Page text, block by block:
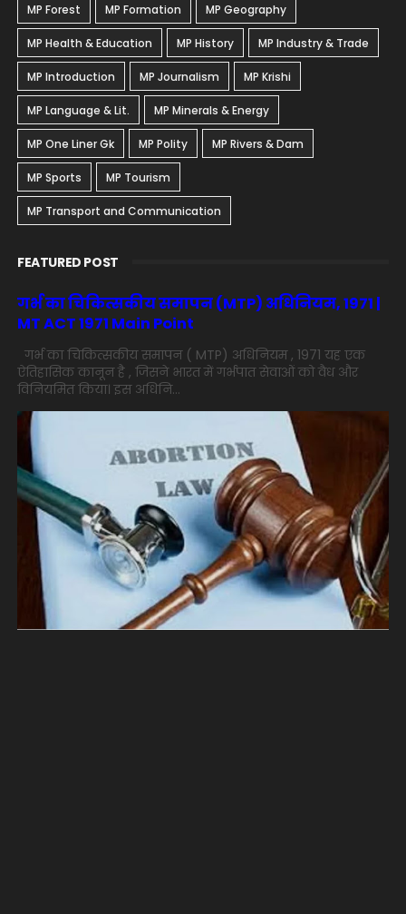
MP Forest MP Formation MP Geography
MP Health & Education MP History MP Industry & Trade
MP Introduction MP Journalism MP Krishi
MP Language & Lit. MP Minerals & Energy
MP One Liner Gk MP Polity MP Rivers & Dam
MP Sports MP Tourism
MP Transport and Communication
FEATURED POST
गर्भ का चिकित्सकीय समापन (MTP) अधिनियम, 1971 |
MT ACT 1971 Main Point
गर्भ का चिकित्सकीय समापन ( MTP) अधिनियम , 1971 यह एक
ऐतिहासिक कानून है , जिसने भारत में गर्भपात सेवाओं को वैध और
विनियमित किया। इस अधिनि...